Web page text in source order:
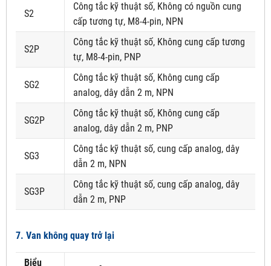
S2
Công tắc kỹ thuật số, Không có nguồn cung
cấp tương tự, M8-4-pin, NPN
S2P
Công tắc kỹ thuật số, Không cung cấp tương
tự, M8-4-pin, PNP
SG2
Công tắc kỹ thuật số, Không cung cấp
analog, dây dẫn 2 m, NPN
SG2P
Công tắc kỹ thuật số, Không cung cấp
analog, dây dẫn 2 m, PNP
SG3
Công tắc kỹ thuật số, cung cấp analog, dây
dẫn 2 m, NPN
SG3P
Công tắc kỹ thuật số, cung cấp analog, dây
dẫn 2 m, PNP
7. Van không quay trở lại
Biểu